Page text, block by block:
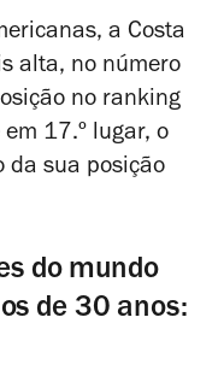
a Costa
alta, no número
no ranking
17.º lugar, o
da sua posição
do mundo
de 30 anos: